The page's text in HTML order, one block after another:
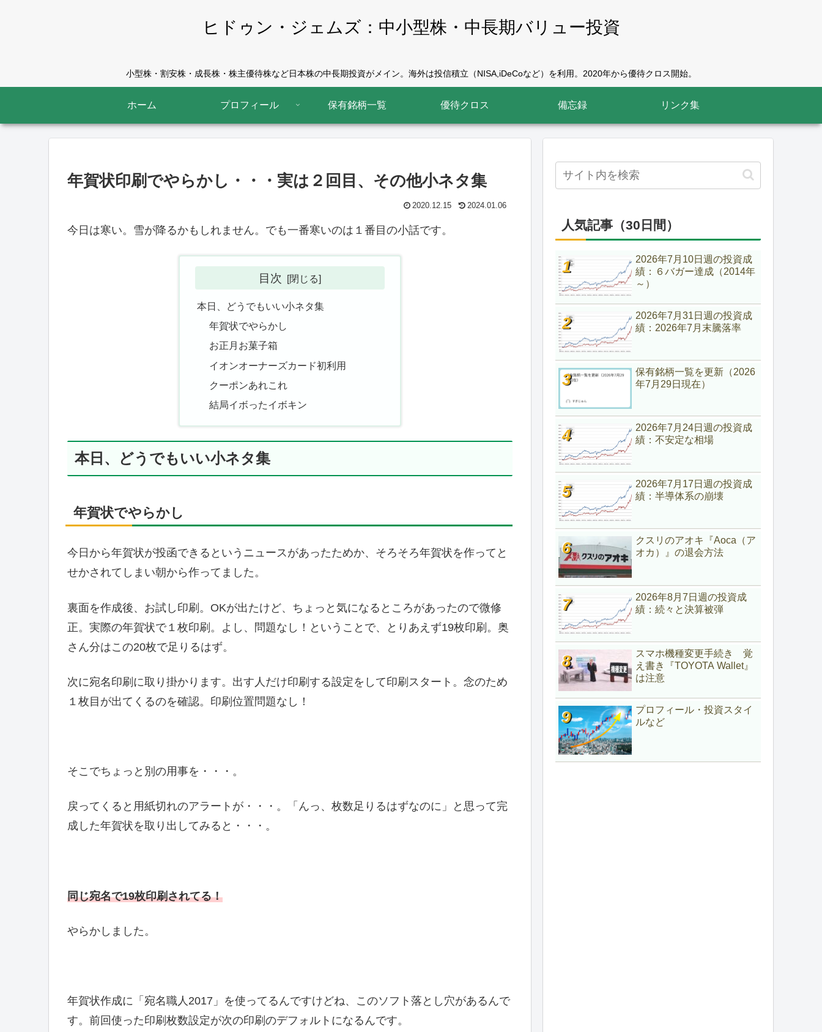
ヒドゥン・ジェムズ：中小型株・中長期バリュー投資
小型株・割安株・成長株・株主優待株など日本株の中長期投資がメイン。海外は投信積立（NISA,iDeCoなど）を利用。2020年から優待クロス開始。
ホーム プロフィール 保有銘柄一覧 優待クロス 備忘録 リンク集
年賀状印刷でやらかし・・・実は２回目、その他小ネタ集
2020.12.15 2024.01.06
今日は寒い。雪が降るかもしれません。でも一番寒いのは１番目の小話です。
目次
本日、どうでもいい小ネタ集
年賀状でやらかし
お正月お菓子箱
イオンオーナーズカード初利用
クーポンあれこれ
結局イボったイボキン
本日、どうでもいい小ネタ集
年賀状でやらかし
今日から年賀状が投函できるというニュースがあったためか、そろそろ年賀状を作ってと
せかされてしまい朝から作ってました。
裏面を作成後、お試し印刷。OKが出たけど、ちょっと気になるところがあったので微修
正。実際の年賀状で１枚印刷。よし、問題なし！ということで、とりあえず19枚印刷。奥
さん分はこの20枚で足りるはず。
次に宛名印刷に取り掛かります。出す人だけ印刷する設定をして印刷スタート。念のため
１枚目が出てくるのを確認。印刷位置問題なし！
そこでちょっと別の用事を・・・。
戻ってくると用紙切れのアラートが・・・。「んっ、枚数足りるはずなのに」と思って完
成した年賀状を取り出してみると・・・。
同じ宛名で19枚印刷されてる！
やらかしました。
年賀状作成に「宛名職人2017」を使ってるんですけどね、このソフト落とし穴があるんで
す。前回使った印刷枚数設定が次の印刷のデフォルトになるんです。
人気記事（30日間）
2026年7月10日週の投資成
績：６バガー達成（2014年
～）
2026年7月31日週の投資成
績：2026年7月末騰落率
保有銘柄一覧を更新（2026
年7月29日現在）
2026年7月24日週の投資成
績：不安定な相場
2026年7月17日週の投資成
績：半導体系の崩壊
クスリのアオキ『Aoca（ア
オカ）』の退会方法
2026年8月7日週の投資成
績：続々と決算被弾
スマホ機種変更手続き 覚
え書き『TOYOTA Wallet』
は注意
プロフィール・投資スタイ
ルなど